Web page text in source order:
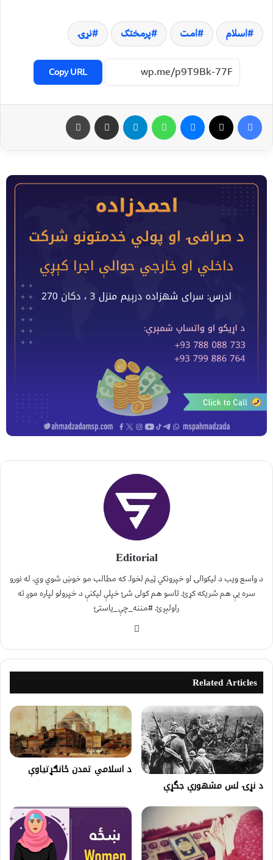
اسلام امت پرمختګ نړۍ
Copy URL
Editorial
د واسع ویب د لیکوالۍ او خپرونکي ټیم لخوا. که مطالب مو خوښ شوي وي، له نورو
سره یې هم شریکه کړئ. تاسو هم کولی شئ خپلې لیکنې د خپرولو لپاره موږ ته
راولېږئ. #مننه_چې_یاستئ
Related Articles
د نړۍ لس مشهورې جگړې
د اسلامي تمدن ځانګړتياوې